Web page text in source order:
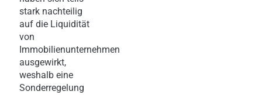
stark nachteilig
auf die Liquidität
von
Immobilienunternehmen
ausgewirkt,
weshalb eine
Sonderregelung